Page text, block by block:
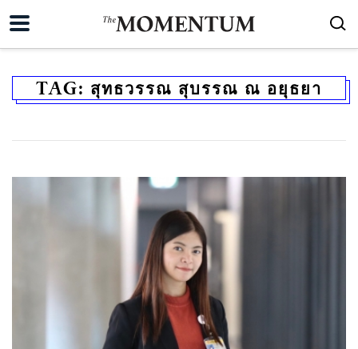
TAG: สุทธวรรณ สุบรรณ ณ อยุธยา